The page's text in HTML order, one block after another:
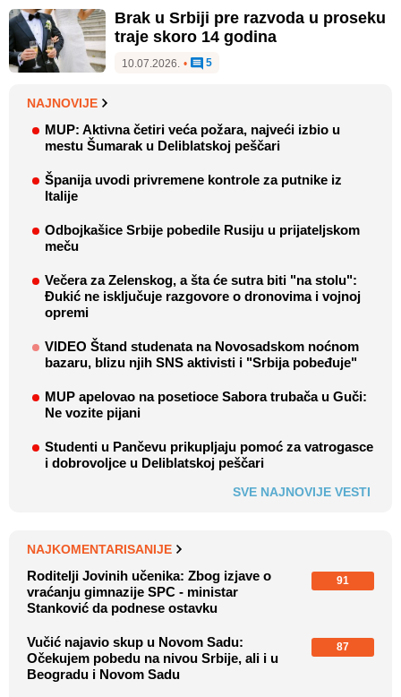
Brak u Srbiji pre razvoda u proseku
traje skoro 14 godina
10.07.2026. • 5
NAJNOVIJE
MUP: Aktivna četiri veća požara, najveći izbio u
mestu Šumarak u Deliblatskoj peščari
Španija uvodi privremene kontrole za putnike iz
Italije
Odbojkašice Srbije pobedile Rusiju u prijateljskom
meču
Večera za Zelenskog, a šta će sutra biti "na stolu":
Đukić ne isključuje razgovore o dronovima i vojnoj
opremi
VIDEO Štand studenata na Novosadskom noćnom
bazaru, blizu njih SNS aktivisti i "Srbija pobeđuje"
MUP apelovao na posetioce Sabora trubača u Guči:
Ne vozite pijani
Studenti u Pančevu prikupljaju pomoć za vatrogasce
i dobrovoljce u Deliblatskoj peščari
SVE NAJNOVIJE VESTI
NAJKOMENTARISANIJE
Roditelji Jovinih učenika: Zbog izjave o
vraćanju gimnazije SPC - ministar
Stanković da podnese ostavku
91
Vučić najavio skup u Novom Sadu:
Očekujem pobedu na nivou Srbije, ali i u
Beogradu i Novom Sadu
87